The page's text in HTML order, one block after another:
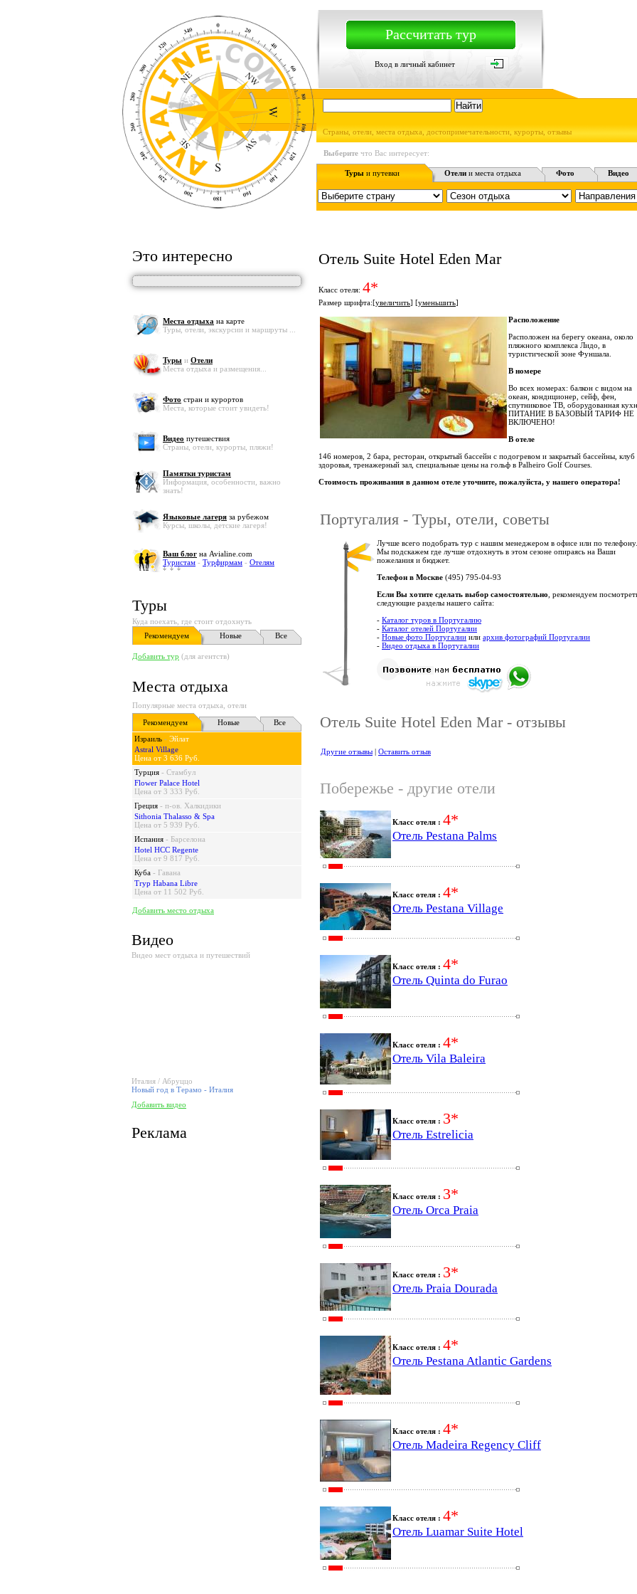
Рассчитать тур
Вход в личный кабинет
Страны, отели, места отдыха, достопримечательности, курорты, отзывы
Выберите что Вас интересует:
Турыи путевки Отели и места отдыха Фото Видео
Это интересно
Места отдыха на карте
Туры, отели, экскурсии и маршруты ...
Туры и Отели
Места отдыха и размещения...
Фото стран и курортов
Места, которые стоит увидеть!
Видео путешествия
Страны, отели, курорты, пляжи!
Памятки туристам
Информация, особенности, важно
знать!
Языковые лагеря за рубежом
Курсы, школы, детские лагеря!
Ваш блог на Avialine.com
Туристам - Турфирмам - Отелям
Туры
Куда поехать, где стоит отдохнуть
Рекомендуем
Новые Все
Добавить тур (для агентств)
Места отдыха
Популярные места отдыха, отели
Рекомендуем
Новые
Все
Израиль - Эйлат
Astral Village
Цена от 3 636 Руб.
Турция - Стамбул
Flower Palace Hotel
Цена от 3 333 Руб.
Греция - п-ов. Халкидики
Sithonia Thalasso & Spa
Цена от 5 939 Руб.
Испания - Барселона
Hotel HCC Regente
Цена от 9 817 Руб.
Куба - Гавана
Tryp Habana Libre
Цена от 11 502 Руб.
Добавить место отдыха
Видео
Видео мест отдыха и путешествий
Италия / Абруццо
Новый год в Терамо - Италия
Добавить видео
Реклама
Отель Suite Hotel Eden Mar
Класс отеля: 4*
Размер шрифта:[увеличить] [уменьшить]
Расположение
Расположен на берегу океана, около
пляжного комплекса Лидо, в
туристической зоне Фуншала.
В номере
Во всех номерах: балкон с видом на
океан, кондиционер, сейф, фен,
спутниковое ТВ, оборудованная
ПИТАНИЕ В БАЗОВЫЙ ТАРИФ НЕ
ВКЛЮЧЕНО!
В отеле
146 номеров, 2 бара, ресторан, открытый бассейн с подогревом и закрытый бассейны, клуб
здоровья, тренажерный зал, специальные цены на гольф в Palheiro Golf Courses.
Стоимость проживания в данном отеле уточните, пожалуйста, у нашего оператора!
Португалия - Туры, отели, советы
Лучше всего подобрать тур с нашим менеджером в офисе или по телефону.
Мы подскажем где лучше отдохнуть в этом сезоне опираясь на Ваши
пожелания и бюджет.
Телефон в Москве (495) 795-04-93
Если Вы хотите сделать выбор самостоятельно , рекомендуем
следующие разделы нашего сайта:
- Каталог туров в Португалию
- Каталог отелей Португалии
- Новые фото Португалии или архив фотографий Португалии
- Видео отдыха в Португалии
Отель Suite Hotel Eden Mar - отзывы
Другие отзывы | Оставить отзыв
Побережье - другие отели
Класс отеля : 4*
Отель Pestana Palms
Класс отеля : 4*
Отель Pestana Village
Класс отеля : 4*
Отель Quinta do Furao
Класс отеля : 4*
Отель Vila Baleira
Класс отеля : 3*
Отель Estrelicia
Класс отеля : 3*
Отель Orca Praia
Класс отеля : 3*
Отель Praia Dourada
Класс отеля : 4*
Отель Pestana Atlantic Gardens
Класс отеля : 4*
Отель Madeira Regency Cliff
Класс отеля : 4*
Отель Luamar Suite Hotel